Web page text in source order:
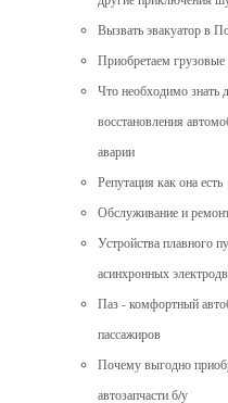
Вызвать эвакуатор в
Приобретаем грузовые
Что необходимо знать
восстановления
аварии
Репутация как она есть
Обслуживание и ремонт
Устройства плавного
асинхронных
Паз - комфортный
пассажиров
Почему выгодно
автозапчасти б/у